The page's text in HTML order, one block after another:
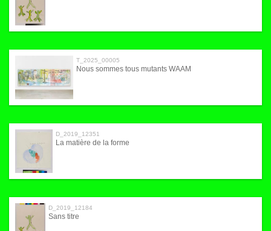
T_2025_00005
Nous sommes tous mutants WAAM
D_2019_12351
La matière de la forme
D_2019_12184
Sans titre